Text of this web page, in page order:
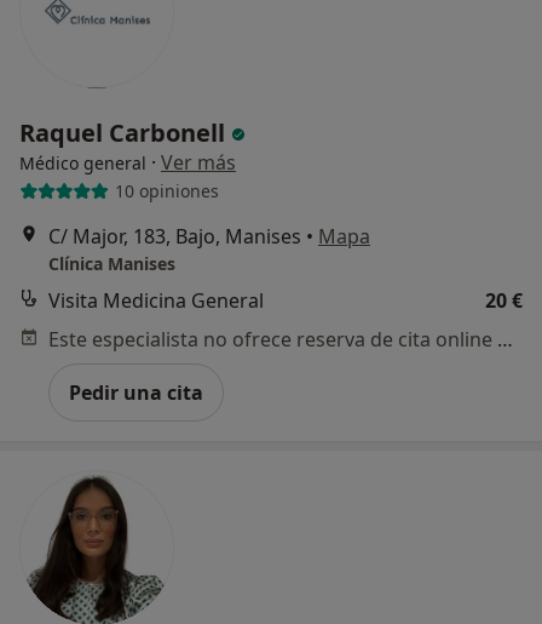
Raquel Carbonell
Médico general · Ver más
10 opiniones
C/ Major, 183, Bajo, Manises • Mapa
Clínica Manises
Visita Medicina General
20 €
Este especialista no ofrece reserva de cita online en esta dirección.
Pedir una cita